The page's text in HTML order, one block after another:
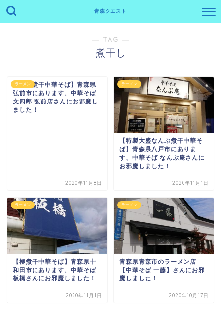
青森クエスト
― TAG ―
煮干し
ラーメン
【濃厚煮干中華そば】青森県
弘前市にあります、中華そば
文四郎 弘前店さんにお邪魔し
ました！
2020年11月8日
ラーメン
【特製大盛なんぶ煮干中華そ
ば】青森県八戸市にありま
す、中華そば なんぶ庵さんに
お邪魔しました！
2020年11月1日
ラーメン
【極煮干中華そば】青森県十
和田市にあります、中華そば
板橋さんにお邪魔しました！
2020年11月1日
ラーメン
青森県青森市のラーメン店
【中華そば 一藤】さんにお邪
魔しました！
2020年10月17日